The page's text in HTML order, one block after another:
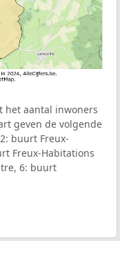
het aantal inwoners
geven de volgende
buurt Freux-
Freux-Habitations
6: buurt